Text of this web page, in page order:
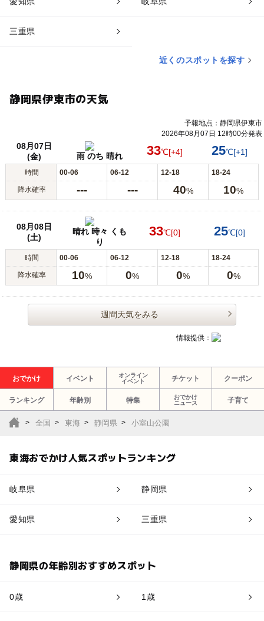
三重県
近くのスポットを探す
静岡県伊東市の天気
予報地点：静岡県伊東市
2026年08月07日 12時00分発表
08月07日
(金)
雨 のち 晴れ 33℃[+4] 25℃[+1]
時間 00-06 06-12 12-18 18-24
降水確率 --- --- 40% 10%
08月08日
(土)
晴れ 時々 くも
り
33℃[0] 25℃[0]
時間 00-06 06-12 12-18 18-24
降水確率 10% 0% 0% 0%
週間天気をみる
情報提供：
おでかけ イベント
オンライン
イベント
チケット クーポン
ランキング 年齢別 特集
おでかけ
ニュース
子育て
全国 東海 静岡県 小室山公園
東海おでかけ人気スポットランキング
岐阜県 静岡県
愛知県 三重県
静岡県の年齢別おすすめスポット
0歳 1歳